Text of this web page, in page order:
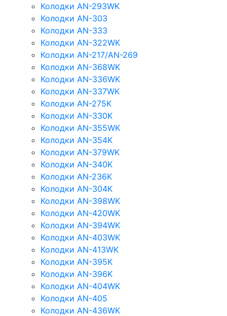
Колодки AN-293WK
Колодки AN-303
Колодки AN-333
Колодки AN-322WK
Колодки AN-217/AN-269
Колодки AN-368WK
Колодки AN-336WK
Колодки AN-337WK
Колодки AN-275K
Колодки AN-330K
Колодки AN-355WK
Колодки AN-354K
Колодки AN-379WK
Колодки AN-340K
Колодки AN-236K
Колодки AN-304K
Колодки AN-398WK
Колодки AN-420WK
Колодки AN-394WK
Колодки AN-403WK
Колодки AN-413WK
Колодки AN-395K
Колодки AN-396K
Колодки AN-404WK
Колодки AN-405
Колодки AN-436WK